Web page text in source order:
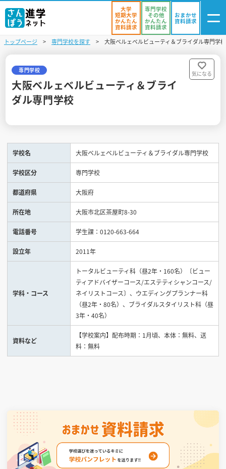
資料リスト
学校を探す
進学イベント
入試・受験入門
お役立ち情報
見学会WEB手引書
校内オンラインガイダンス
アンケートフォーム（学校用）
大学
短期大学
かんたん
資料請求
専門学校
その他
かんたん
資料請求
おまかせ
資料請求
トップページ 専門学校を探す 大阪ベルェベルビューティ＆ブライダル専門学校
専門学校
大阪ベルェベルビューティ＆ブライ
ダル専門学校
気になる
学校名 大阪ベルェベルビューティ＆ブライダル専門学校
学校区分 専門学校
都道府県 大阪府
所在地 大阪市北区茶屋町8-30
電話番号 学生課：0120-663-664
設立年 2011年
学科・コース
トータルビューティ科（昼2年・160名）〔ビュー
ティアドバイザーコース/エステティシャンコース/
ネイリストコース〕、ウエディングプランナー科
（昼2年・80名）、ブライダルスタイリスト科（昼
3年・40名）
資料など
【学校案内】配布時期：1月頃、本体：無料、送
料：無料